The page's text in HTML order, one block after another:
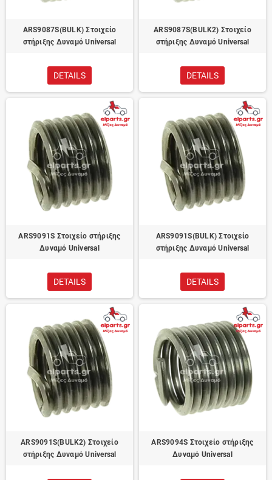
ARS9087S(BULK) Στοιχείο
στήριξης Δυναμό Universal
DETAILS
ARS9087S(BULK2) Στοιχείο
στήριξης Δυναμό Universal
DETAILS
ARS9091S Στοιχείο στήριξης
Δυναμό Universal
DETAILS
ARS9091S(BULK) Στοιχείο
στήριξης Δυναμό Universal
DETAILS
ARS9091S(BULK2) Στοιχείο
στήριξης Δυναμό Universal
ARS9094S Στοιχείο στήριξης
Δυναμό Universal